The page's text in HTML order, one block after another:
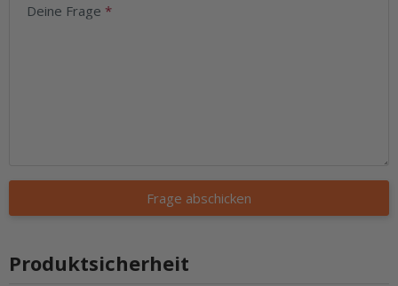
Deine Frage
Frage abschicken
Produktsicherheit